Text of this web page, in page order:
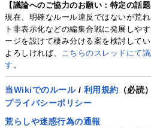
【議論へのご協力のお願い：特定の話
現在、明確なルール違反ではないが荒
ト非表示化などの編集合戦に発展しや
ージを設けて棲み分ける案を検討してい
よろしければ、 こちらのスレッドにて
す 。
当Wikiでのルール/ 利用規約 （必読）
プライバシーポリシー
荒らしや迷惑行為の通報